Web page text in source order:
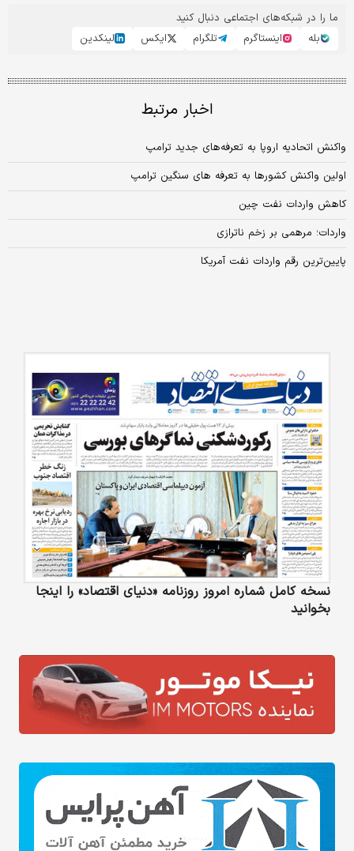
ما را در شبکه‌های اجتماعی دنبال کنید
بله
اینستاگرم تلگرام ایکس لینکدین
اخبار مرتبط
واکنش اتحادیه اروپا به تعرفه‌های جدید ترامپ
اولین واکنش کشورها به تعرفه های سنگین ترامپ
کاهش واردات نفت چین
واردات؛ مرهمی بر زخم ناترازی
پایین‌ترین رقم واردات نفت آمریکا
نسخه کامل شماره امروز روزنامه «دنیای‌ اقتصاد» را اینجا
بخوانید